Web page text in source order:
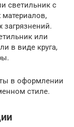
светильник с
материалов,
загрязнений.
или
в виде круга,
в оформлении
стиле.